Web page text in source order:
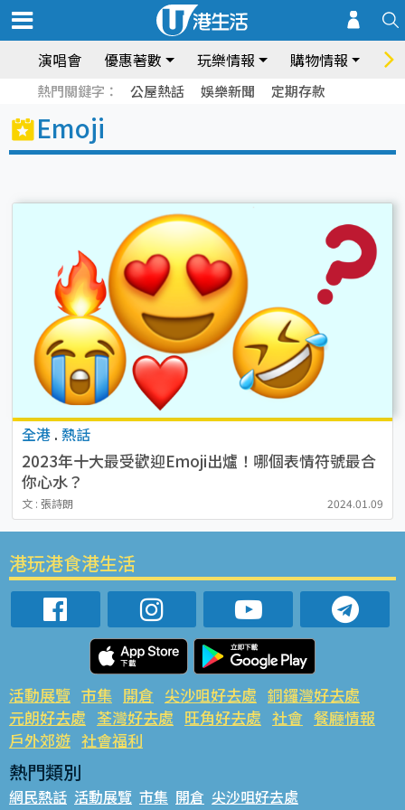
演唱會 優惠著數 玩樂情報 購物情報 飲
熱門關鍵字： 公屋熱話 娛樂新聞 定期存款
Emoji
全港 . 熱話
2023年十大最受歡迎Emoji出爐！哪個表情符號最合
你心水？
文 : 張詩朗 2024.01.09
港玩港食港生活
活動展覽 市集 開倉 尖沙咀好去處 銅鑼灣好去處
元朗好去處 荃灣好去處 旺角好去處 社會 餐廳情報
戶外郊遊 社會福利
熱門類別
網民熱話 活動展覽 市集 開倉 尖沙咀好去處